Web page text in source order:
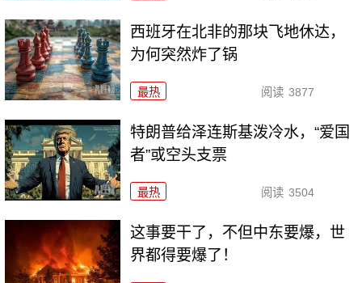
西班牙在北非的那块飞地休达，
为何突然炸了锅
最热 阅读 3877
特朗普给泽连斯基泼冷水，“爱国
者”或空头支票
最热 阅读 3504
这事要干了，不但中东要爆，世
界都得要爆了！